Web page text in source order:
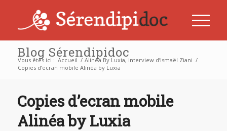
Blog Sérendipidoc
Vous êtes ici : Accueil / Alinéa By Luxia, interview d’Ismaël Ziani /
Copies d’ecran mobile Alinéa by Luxia
Copies d’ecran mobile
Alinéa by Luxia